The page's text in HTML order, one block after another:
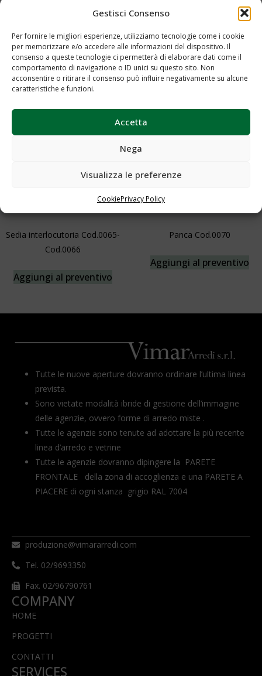
Gestisci Consenso
Per fornire le migliori esperienze, utilizziamo tecnologie come i cookie
per memorizzare e/o accedere alle informazioni del dispositivo. Il
consenso a queste tecnologie ci permetterà di elaborare dati come il
comportamento di navigazione o ID unici su questo sito. Non
acconsentire o ritirare il consenso può influire negativamente su alcune
caratteristiche e funzioni.
Accetta
Nega
Visualizza le preferenze
CookiePrivacy Policy
Sedia dattilo normativa cee
Cod.0067
Pouff Cod.0069
Aggiungi al preventivo
Sedia interlocutoria Cod.0065-
Cod.0066
Aggiungi al preventivo
Panca Cod.0070
Aggiungi al preventivo
Tutte le nuove aperture dovranno ordinare l’ultima linea
prevista.
Sono vietate modalità ibride di gestione dell’immagine
delle agenzie, ovvero forme di arredo miste .
Tutte le agenzie sono tenute ad adottare la più recente
linea d’arredo e vetrine
Tutte le agenzie dovranno dipingere la PARETE
FRONTALE della zona di accoglienza e una PARETE A
PIACERE di ogni stanza grigio RAL 7004
produzione@vimararredi.com
Tel. 02/9693350
Fax. 02/96790761
COMPANY
HOME
PROGETTI
CONTATTI
SERVICES